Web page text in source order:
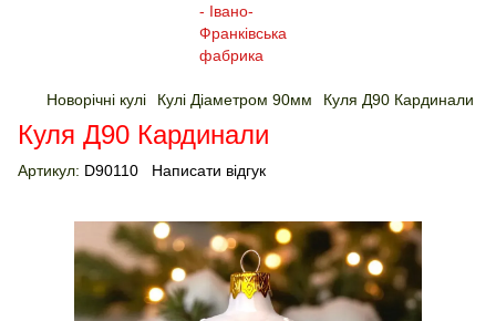
Новорічні кулі Кулі Діаметром 90мм Куля Д90 Кардинали
Куля Д90 Кардинали
Артикул: D90110 Написати відгук